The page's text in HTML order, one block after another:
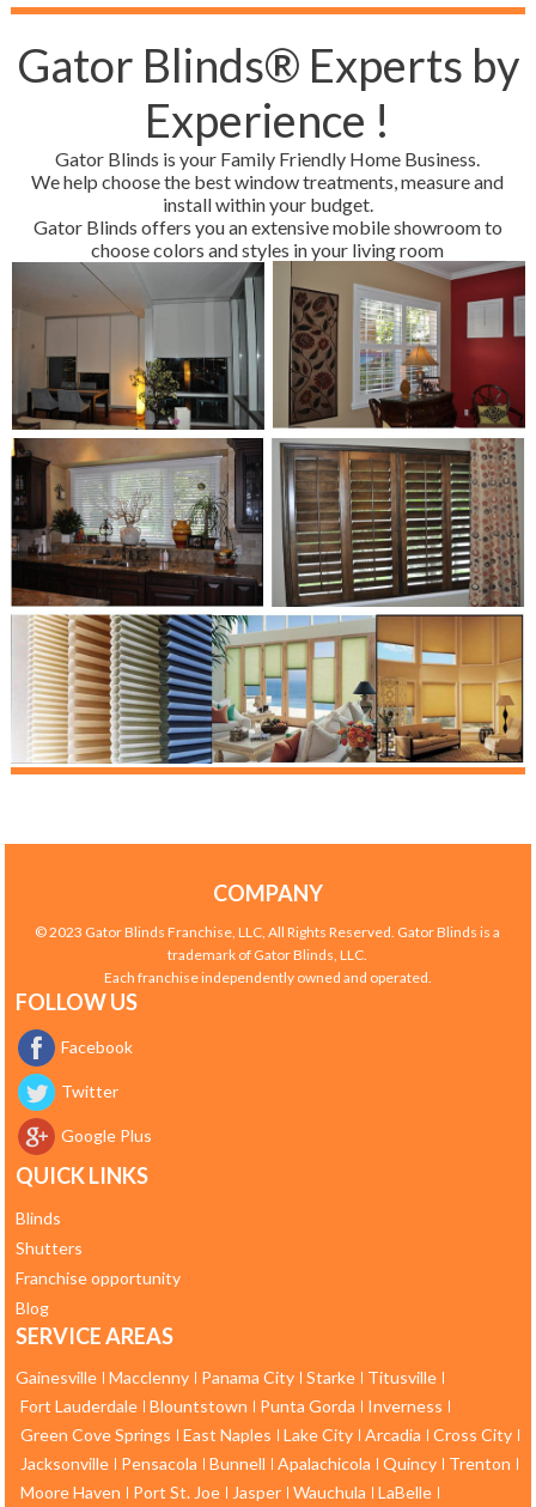
Gator Blinds® Experts by
Experience !
Gator Blinds is your Family Friendly Home Business.
We help choose the best window treatments, measure and
install within your budget.
Gator Blinds offers you an extensive mobile showroom to
choose colors and styles in your living room
COMPANY
© 2023 Gator Blinds Franchise, LLC, All Rights Reserved. Gator Blinds is a
trademark of Gator Blinds, LLC.
Each franchise independently owned and operated.
FOLLOW US
Facebook
Twitter
Google Plus
QUICK LINKS
Blinds
Shutters
Franchise opportunity
Blog
SERVICE AREAS
Gainesville Macclenny Panama City Starke
Titusville
Fort Lauderdale Blountstown Punta Gorda
Inverness
Green Cove Springs
East Naples Lake City Arcadia
Cross City
Jacksonville
Pensacola Bunnell Apalachicola Quincy
Trenton
Moore Haven
Port St. Joe Jasper Wauchula LaBelle